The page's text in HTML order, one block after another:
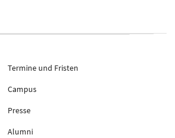
Termine und Fristen
Campus
Presse
Alumni